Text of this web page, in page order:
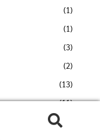
(1)
(1)
(3)
(2)
(13)
(11)